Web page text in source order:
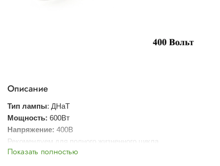
Описание
Тип лампы: ДНаТ
Мощность: 600Вт
Напряжение: 400В
Рекомендуем для полного жизненного цикла
Показать полностью